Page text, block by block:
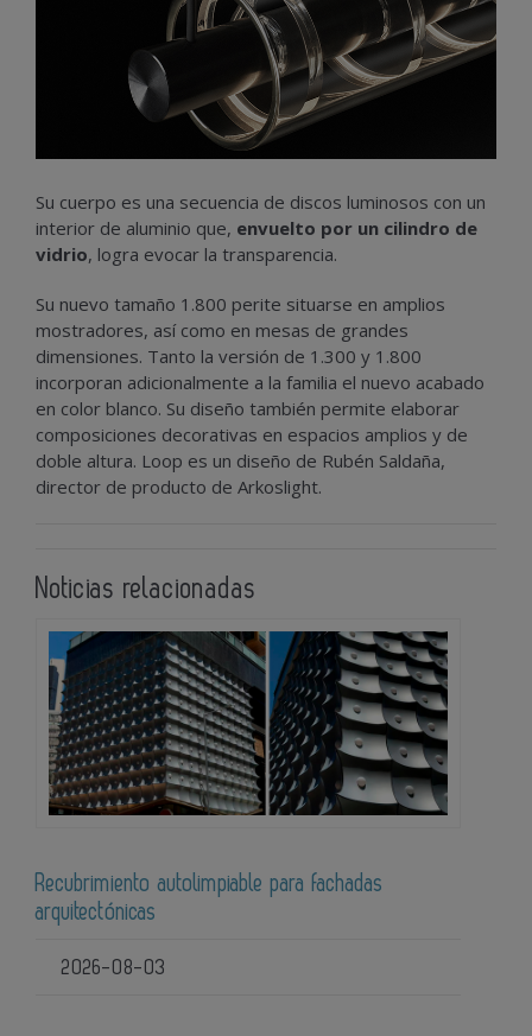
Su cuerpo es una secuencia de discos luminosos con un
interior de aluminio que, envuelto por un cilindro de
vidrio, logra evocar la transparencia.
Su nuevo tamaño 1.800 perite situarse en amplios
mostradores, así como en mesas de grandes
dimensiones. Tanto la versión de 1.300 y 1.800
incorporan adicionalmente a la familia el nuevo acabado
en color blanco. Su diseño también permite elaborar
composiciones decorativas en espacios amplios y de
doble altura. Loop es un diseño de Rubén Saldaña,
director de producto de Arkoslight.
Noticias relacionadas
Recubrimiento autolimpiable para fachadas
arquitectónicas
2026-08-03